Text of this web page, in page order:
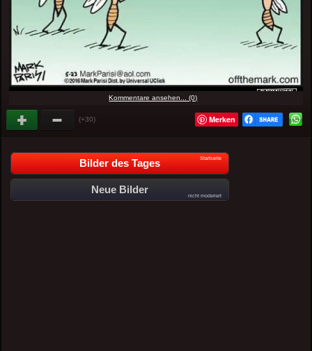
Kommentare ansehen... (0)
(+30) Merken
Bilder des Tages Startseite
Neue Bilder
nicht moderiert